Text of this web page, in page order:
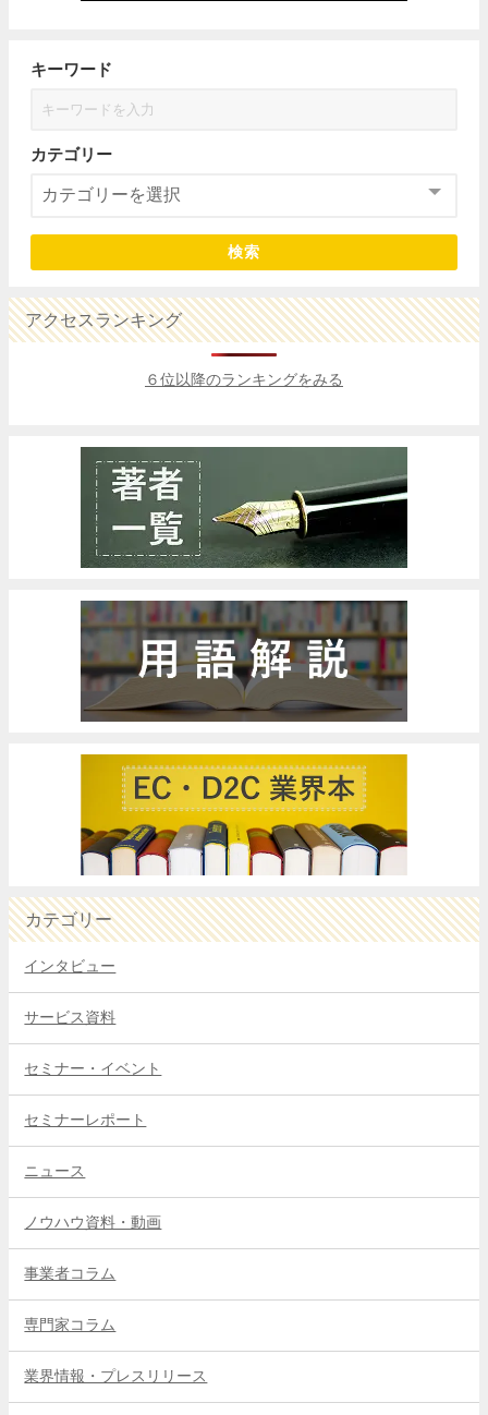
キーワード
カテゴリー
検索
アクセスランキング
６位以降のランキングをみる
カテゴリー
インタビュー
サービス資料
セミナー・イベント
セミナーレポート
ニュース
ノウハウ資料・動画
事業者コラム
専門家コラム
業界情報・プレスリリース